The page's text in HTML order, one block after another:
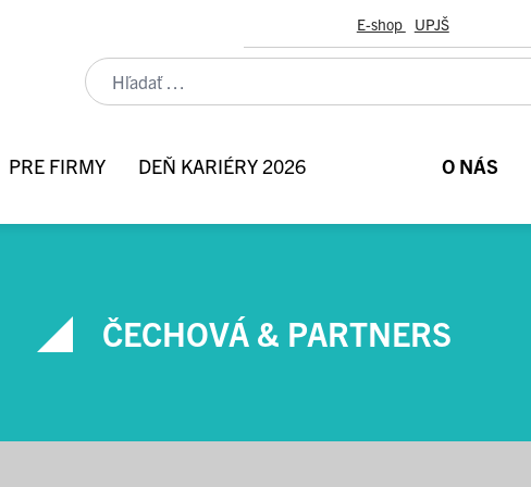
E-shop UPJŠ
PRE FIRMY DEŇ KARIÉRY 2026 O NÁS
ČECHOVÁ & PARTNERS